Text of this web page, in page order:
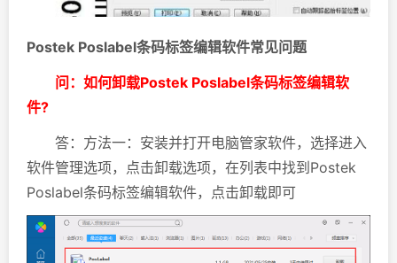
Postek Poslabel条码标签编辑软件常见问题
问：如何卸载Postek Poslabel条码标签编辑软
件?
答：方法一：安装并打开电脑管家软件，选择进入
软件管理选项，点击卸载选项，在列表中找到Postek
Poslabel条码标签编辑软件，点击卸载即可